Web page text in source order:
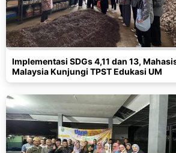
Implementasi SDGs 4,11 dan 13,
Malaysia Kunjungi TPST Edukasi UM